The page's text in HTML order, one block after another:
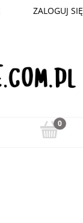
ZALOGUJ SIĘ